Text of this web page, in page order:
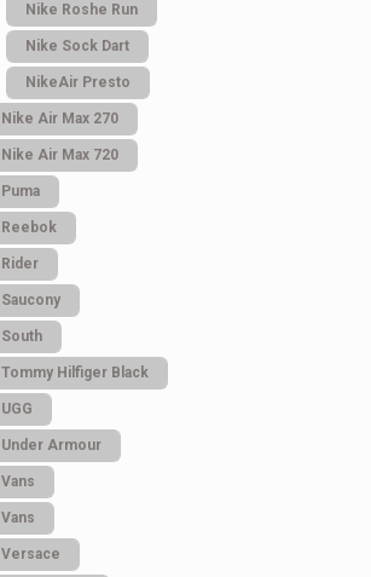
Nike Roshe Run
Nike Sock Dart
NikeAir Presto
Nike Air Max 270
Nike Air Max 720
Puma
Reebok
Rider
Saucony
South
Tommy Hilfiger Black
UGG
Under Armour
Vans
Vans
Versace